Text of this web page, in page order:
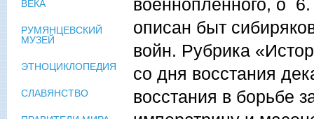
военнопленного, о
описан быт
войн. Рубрика
со дня восстания
восстания в борьбе
ВЕКА
РУМЯНЦЕВСКИЙ
МУЗЕЙ
ЭТНОЦИКЛОПЕДИЯ
СЛАВЯНСТВО